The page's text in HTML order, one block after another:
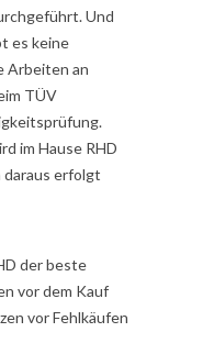
Und
es keine
Arbeiten an
TÜV
im Hause RHD
daraus erfolgt
der beste
vor dem Kauf
vor Fehlkäufen